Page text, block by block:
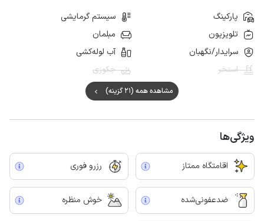
پارکینگ
سیستم گرمایشی
تلویزیون
مبلمان
سرایدار/نگهبان
آب لوله‌کشی
استخر
جکوزی
مشاهده همه (21 گزینه)
ویژگی‌ها
اقامتگاه ممتاز رزرو فوری
ضدعفونی‌شده خوش منظره